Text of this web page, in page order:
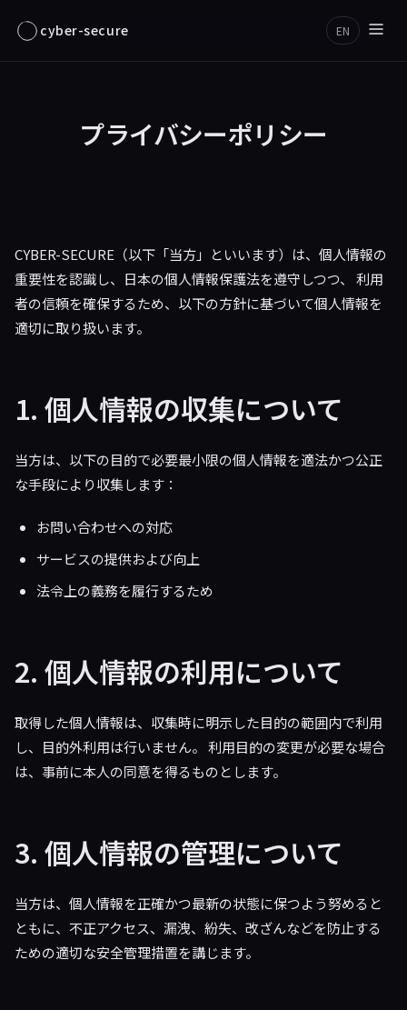
cyber-secure EN
プライバシーポリシー
CYBER-SECURE（以下「当方」といいます）は、個人情報の
重要性を認識し、日本の個人情報保護法を遵守しつつ、 利用
者の信頼を確保するため、以下の方針に基づいて個人情報を
適切に取り扱います。
1. 個人情報の収集について
当方は、以下の目的で必要最小限の個人情報を適法かつ公正
な手段により収集します：
お問い合わせへの対応
サービスの提供および向上
法令上の義務を履行するため
2. 個人情報の利用について
取得した個人情報は、収集時に明示した目的の範囲内で利用
し、目的外利用は行いません。 利用目的の変更が必要な場合
は、事前に本人の同意を得るものとします。
3. 個人情報の管理について
当方は、個人情報を正確かつ最新の状態に保つよう努めると
ともに、不正アクセス、漏洩、紛失、改ざんなどを防止する
ための適切な安全管理措置を講じます。